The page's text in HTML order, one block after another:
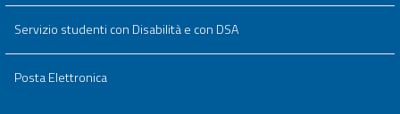
Servizio studenti con Disabilità e con DSA
Posta Elettronica